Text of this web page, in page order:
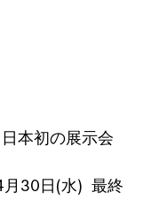
本初の展示会
30日(水) 最終